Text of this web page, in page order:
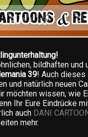
bildhaften und
39! Auch dieses
und natürlich neuen
möchten wissen, wie
Ihr Eure Eindrücke
auch DANI
mehr.